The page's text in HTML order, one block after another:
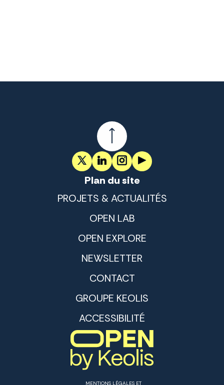
Plan du site
PROJETS & ACTUALITÉS
OPEN LAB
OPEN EXPLORE
NEWSLETTER
CONTACT
GROUPE KEOLIS
ACCESSIBILITÉ
MENTIONS LÉGALES ET